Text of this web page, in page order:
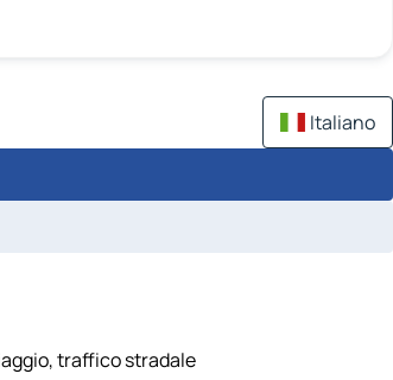
Italiano
traffico stradale